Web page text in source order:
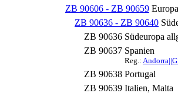
ZB 90606 - ZB 90659 Europa
ZB 90636 - ZB 90640
ZB 90636 Südeuropa
ZB 90637 Spanien
Reg.:
ZB 90638 Portugal
ZB 90639 Italien, Malta